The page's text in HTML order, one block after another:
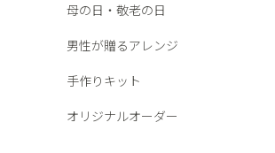
母の日・敬老の日
男性が贈るアレンジ
手作りキット
オリジナルオーダー